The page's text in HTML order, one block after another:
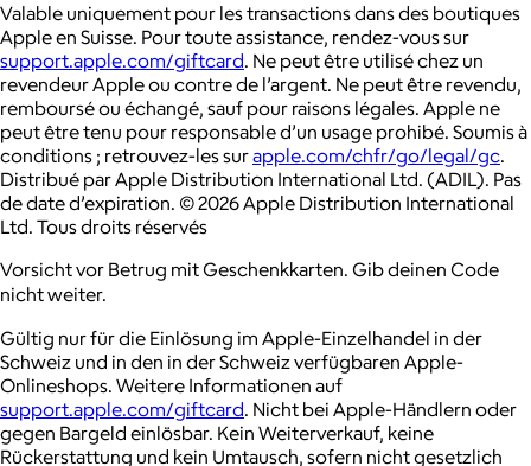
Valable uniquement pour les transactions dans des boutiques
Apple en Suisse. Pour toute assistance, rendez-vous sur
support.apple.com/giftcard. Ne peut être utilisé chez un
revendeur Apple ou contre de l’argent. Ne peut être revendu,
remboursé ou échangé, sauf pour raisons légales. Apple ne
peut être tenu pour responsable d’un usage prohibé. Soumis à
conditions ; retrouvez-les surapple.com/chfr/go/legal/gc.
Distribué par Apple Distribution International Ltd. (ADIL). Pas
de date d’expiration. © 2026 Apple Distribution International
Ltd. Tous droits réservés
Vorsicht vor Betrug mit Geschenkkarten. Gib deinen Code
nicht weiter.
Gültig nur für die Einlösung im Apple-Einzelhandel in der
Schweiz und in den in der Schweiz verfügbaren Apple-
Onlineshops. Weitere Informationen auf
support.apple.com/giftcard. Nicht bei Apple-Händlern oder
gegen Bargeld einlösbar. Kein Weiterverkauf, keine
Rückerstattung und kein Umtausch, sofern nicht gesetzlich